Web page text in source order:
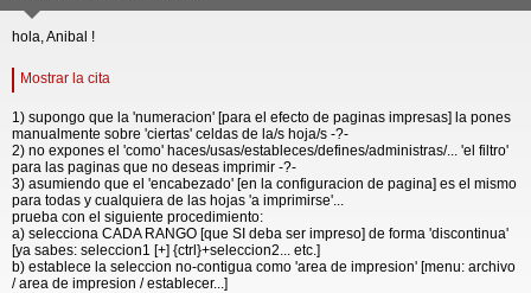
hola, Anibal !
Mostrar la cita
1) supongo que la 'numeracion' [para el efecto de paginas impresas] la pones
manualmente sobre 'ciertas' celdas de la/s hoja/s -?-
2) no expones el 'como' haces/usas/estableces/defines/administras/... 'el filtro'
para las paginas que no deseas imprimir -?-
3) asumiendo que el 'encabezado' [en la configuracion de pagina] es el mismo
para todas y cualquiera de las hojas 'a imprimirse'...
prueba con el siguiente procedimiento:
a) selecciona CADA RANGO [que SI deba ser impreso] de forma 'discontinua'
[ya sabes: seleccion1 [+] {ctrl}+seleccion2... etc.]
b) establece la seleccion no-contigua como 'area de impresion' [menu: archivo
/ area de impresion / establecer...]